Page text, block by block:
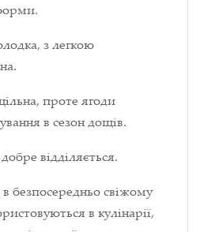
з легкою
проте ягоди
в сезон дощів.
відділяється.
безпосередньо свіжому
в кулінарії,